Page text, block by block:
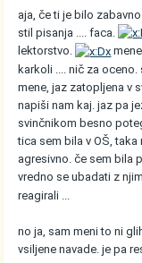
aja, če ti je bilo
stil pisanja .... faca.
lektorstvo.
karkoli .... nič za
mene, jaz zatopljena v
napiši nam kaj. jaz pa
svinčnikom besno
tica sem bila v OŠ,
agresivno. če sem bila
vredno se ubadati z
reagirali ...
no ja, sam meni to ni
vsiljene navade. je pa